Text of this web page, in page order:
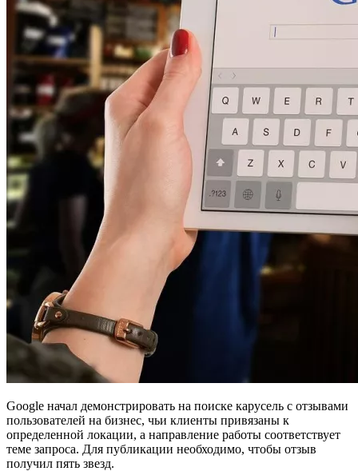
Google начал демонстрировать на поиске карусель с отзывами
пользователей на бизнес, чьи клиенты привязаны к
определенной локации, а направление работы соответствует
теме запроса. Для публикации необходимо, чтобы отзыв
получил пять звезд.